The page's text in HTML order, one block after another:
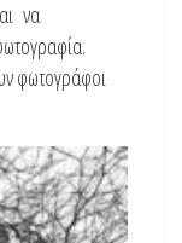
να
φωτογράφοι